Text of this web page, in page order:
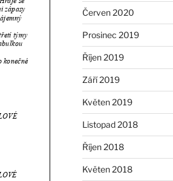
Červen 2020
Prosinec 2019
Říjen 2019
Září 2019
Květen 2019
Listopad 2018
Říjen 2018
Květen 2018